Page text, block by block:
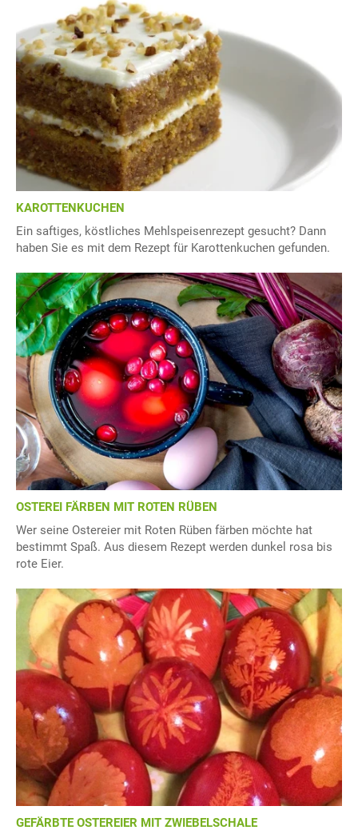
KAROTTENKUCHEN
Ein saftiges, köstliches Mehlspeisenrezept gesucht? Dann
haben Sie es mit dem Rezept für Karottenkuchen gefunden.
OSTEREI FÄRBEN MIT ROTEN RÜBEN
Wer seine Ostereier mit Roten Rüben färben möchte hat
bestimmt Spaß. Aus diesem Rezept werden dunkel rosa bis
rote Eier.
GEFÄRBTE OSTEREIER MIT ZWIEBELSCHALE